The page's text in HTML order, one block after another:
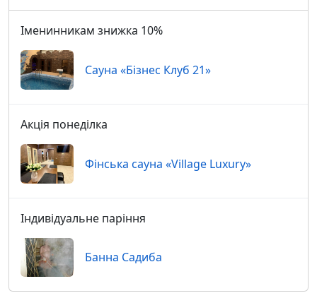
Іменинникам знижка 10%
Сауна «Бізнес Клуб 21»
Акція понеділка
Фінська сауна «Village Luxury»
Індивідуальне паріння
Банна Садиба